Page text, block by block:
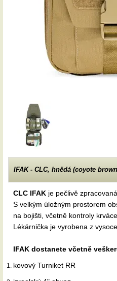
IFAK - CLC, hnědá (coyote
CLC IFAK je pečlivě
S velkým úložným prostorem
na bojišti, včetně kontroly
Lékárnička je vyrobena z
IFAK dostanete včetně
kovový Turniket RR